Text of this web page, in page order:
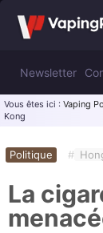
Newsletter
Vous êtes ici : Vaping
Kong
Politique #
La